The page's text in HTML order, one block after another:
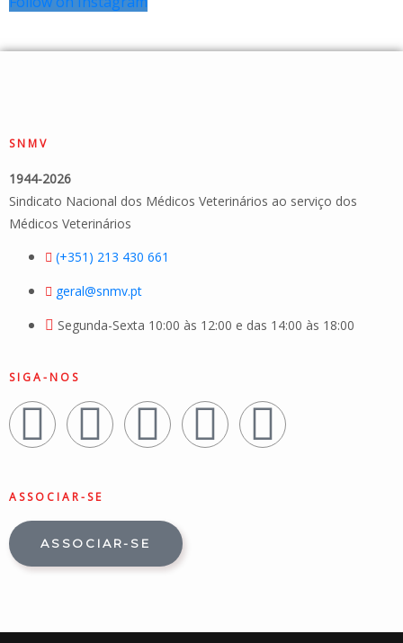
SNMV
1944-2026
Sindicato Nacional dos Médicos Veterinários ao serviço dos
Médicos Veterinários
(+351) 213 430 661
geral@snmv.pt
Segunda-Sexta 10:00 às 12:00 e das 14:00 às 18:00
SIGA-NOS
ASSOCIAR-SE
ASSOCIAR-SE